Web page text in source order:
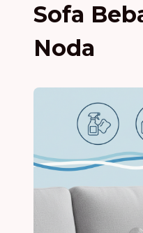
Sofa
Noda